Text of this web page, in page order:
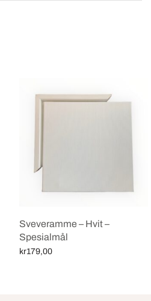
Sveveramme – Hvit –
Spesialmål
kr179,00